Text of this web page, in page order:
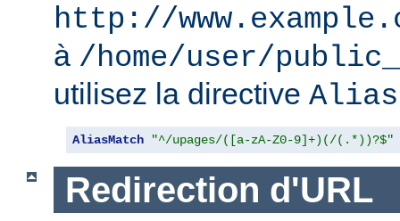
http://
à /home/user/
utilisez la directive
AliasMatch "^/upages/([a-zA-Z0-9]+)(/(.*))?$"
Redirection d'URL